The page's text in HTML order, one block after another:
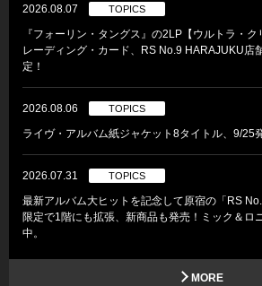
2026.08.07 TOPICS
『フォーリン・タングス』の2LP【ウルトラ・
レーディング・カード、RS No.9 HARAJUKU店
定！
2026.08.06 TOPICS
ライヴ・アルバム紙ジャケット8タイトル、9/25
2026.07.31 TOPICS
最新アルバム大ヒットを記念して原宿の「RS
限定で1階にも拡張、新商品も発売！ミック＆ロ
中。
MORE